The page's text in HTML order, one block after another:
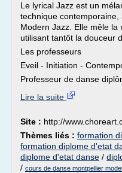
Le lyrical Jazz est un
technique
Modern Jazz. Elle mêle la
utilisant tantôt la douceur
Les professeurs
Eveil - Initiation -
Professeur de danse
Lire la suite
Site : http://
Thèmes liés : formation
formation diplome d'etat
diplome d'etat danse /
/ cours de danse montpellier